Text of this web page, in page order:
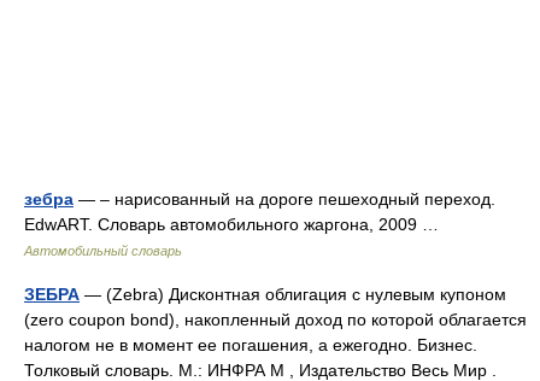
зебра — – нарисованный на дороге пешеходный переход.
EdwART. Словарь автомобильного жаргона, 2009 …
Автомобильный словарь
ЗЕБРА — (Zebra) Дисконтная облигация с нулевым купоном
(zero coupon bond), накопленный доход по которой облагается
налогом не в момент ее погашения, а ежегодно. Бизнес.
Толковый словарь. М.: ИНФРА М , Издательство Весь Мир .